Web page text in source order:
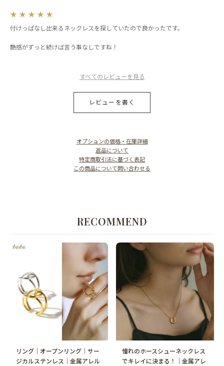
★ ★ ★ ★ ★
付けっぱなし出来るネックレスを探していたので良かったです。
艶感がずっと続けば言う事なしですね！
すべてのレビューを見る
レビューを書く
オプションの価格・在庫詳細
返品について
特定商取引法に基づく表記
この商品について問い合わせる
RECOMMEND
リング｜オープンリング｜サー
ジカルステンレス│金属アレル
憧れのホースシューネックレス
でキレイに決まる！│金属アレ